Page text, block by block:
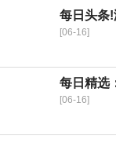
每日头条
[06-16]
每日精选
[06-16]